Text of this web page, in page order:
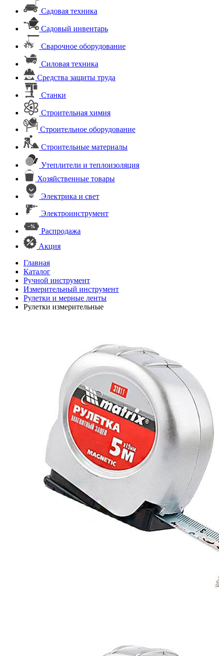
Садовая техника
Садовый инвентарь
Сварочное оборудование
Силовая техника
Средства защиты труда
Станки
Строительная химия
Строительное оборудование
Строительные материалы
Утеплители и теплоизоляция
Хозяйственные товары
Электрика и свет
Электроинструмент
Распродажа
Акция
Главная
Каталог
Ручной инструмент
Измерительный инструмент
Рулетки и мерные ленты
Рулетки измерительные